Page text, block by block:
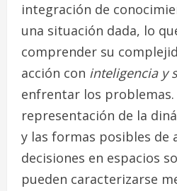
integración de
una situación dada, lo
comprender su
acción con inteligencia y
enfrentar los
representación de la
y las formas posibles de
decisiones en espacios
pueden caracterizarse